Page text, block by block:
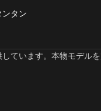
ンタン
ています。本物モデル